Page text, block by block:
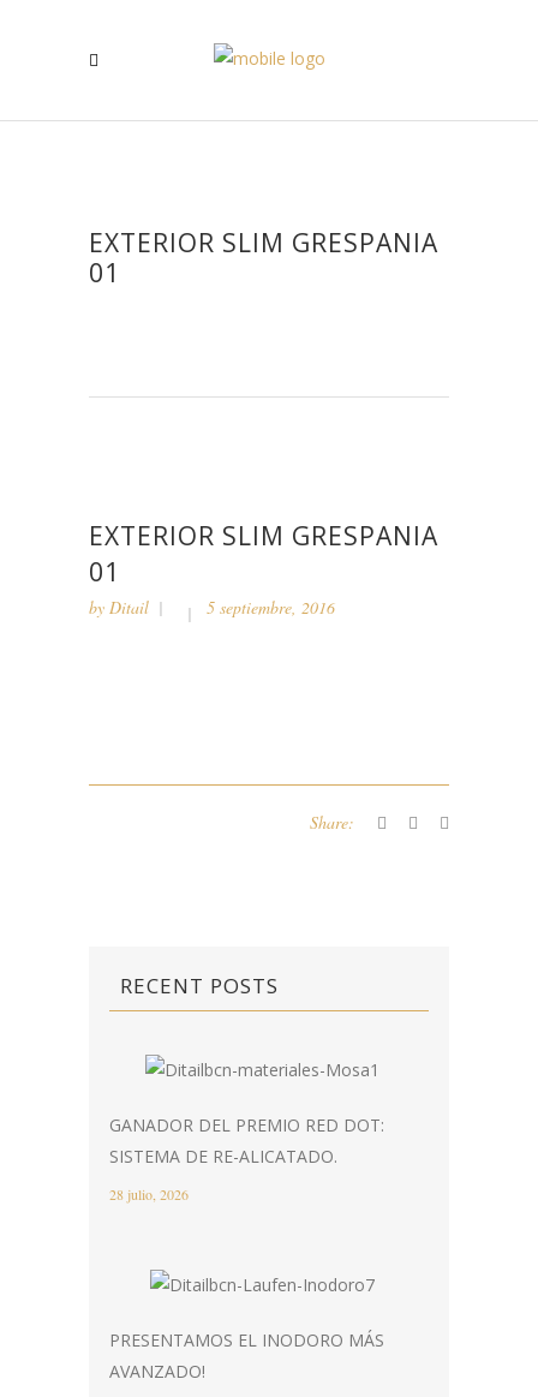
EXTERIOR SLIM GRESPANIA
01
EXTERIOR SLIM GRESPANIA
01
by Ditail 5 septiembre, 2016
Share:
RECENT POSTS
GANADOR DEL PREMIO RED DOT:
SISTEMA DE RE-ALICATADO.
28 julio, 2026
PRESENTAMOS EL INODORO MÁS
AVANZADO!